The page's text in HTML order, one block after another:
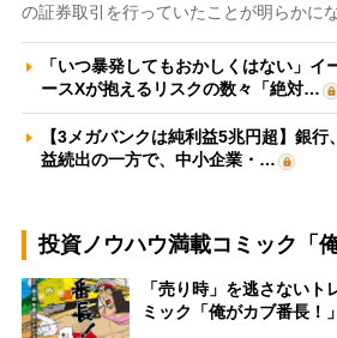
の証券取引を行っていたことが明らかに
「いつ暴発してもおかしくはない」
ースXが抱えるリスクの数々「絶対…
【3メガバンクは純利益5兆円超】銀
益続出の一方で、中小企業・…
投資ノウハウ満載コミック「
「売り時」を逃さない
ミック「俺がカブ番長！